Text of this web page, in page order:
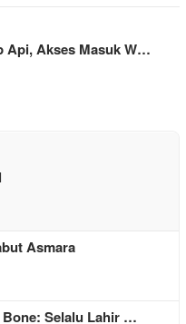
Api, Akses Masuk W…
Asmara
Bone: Selalu Lahir …